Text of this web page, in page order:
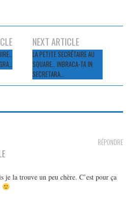
NEXT ARTICLE
LA PETITE SECRÉTAIRE AU
SQUARE… INBRACA-TA IN
SECRETARA…
RÉPONDRE
je la trouve un peu chère. C’est pour ça